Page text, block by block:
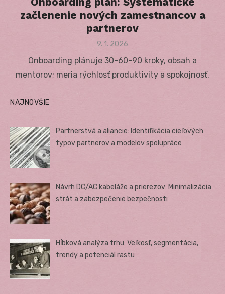
začlenenie nových zamestnancov a
partnerov
Posted
9. 1. 2026
Onboarding plánuje 30-60-90 kroky, obsah a
mentorov; meria rýchlosť produktivity a spokojnosť.
NAJNOVŠIE
Partnerstvá a aliancie: Identifikácia cieľových
typov partnerov a modelov spolupráce
Návrh DC/AC kabeláže a prierezov: Minimalizácia
strát a zabezpečenie bezpečnosti
Hĺbková analýza trhu: Veľkosť, segmentácia,
trendy a potenciál rastu